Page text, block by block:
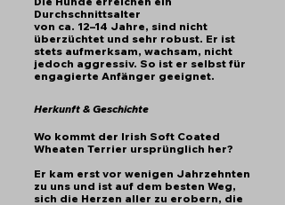
Durchschnittsalter
von ca. 12–14 Jahre, sind nicht
überzüchtet und sehr robust. Er ist
stets aufmerksam, wachsam, nicht
jedoch aggressiv. So ist er selbst für
engagierte Anfänger geeignet.
Herkunft & Geschichte
Wo kommt der Irish Soft Coated
Wheaten Terrier ursprünglich her?
Er kam erst vor wenigen Jahrzehnten
zu uns und ist auf dem besten Weg,
sich die Herzen aller zu erobern, die